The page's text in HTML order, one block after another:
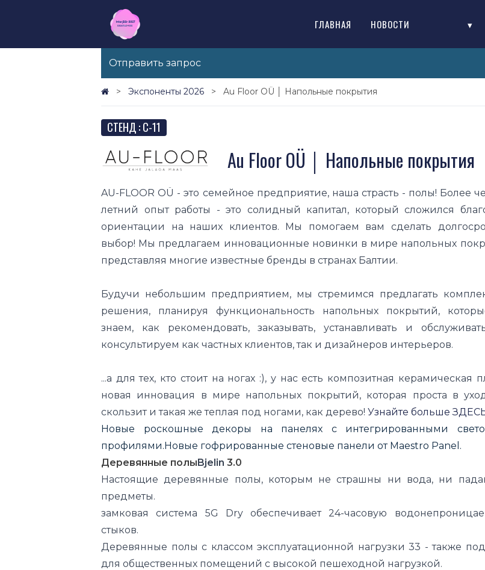
ГЛАВНАЯ НОВОСТИ ▾
Отправить запрос
Экспоненты 2026 Au Floor OÜ │ Напольные покрытия
СТЕНД : C-11
Au Floor OÜ │ Напольные покрытия
AU-FLOOR OÜ - это семейное предприятие, наша страсть - полы! Более
летний опыт работы - это солидный капитал, который сложился
ориентации на наших клиентов. Мы помогаем вам сделать
выбор! Мы предлагаем инновационные новинки в мире напольных
представляя многие известные бренды в странах Балтии.
Будучи небольшим предприятием, мы стремимся предлагать
решения, планируя функциональность напольных покрытий,
знаем, как рекомендовать, заказывать, устанавливать и
консультируем как частных клиентов, так и дизайнеров интерьеров.
...а для тех, кто стоит на ногах :), у нас есть композитная керамическая
новая инновация в мире напольных покрытий, которая проста в
скользит и такая же теплая под ногами, как дерево! Узнайте больше
Новые роскошные декоры на панелях с интегрированными
профилями.Новые гофрированные стеновые панели от Maestro Panel.
Деревянные полыBjelin 3.0
Настоящие деревянные полы, которым не страшны ни вода, ни
предметы.
замковая система 5G Dry обеспечивает 24-часовую
стыков.
Деревянные полы с классом эксплуатационной нагрузки 33 - также
для общественных помещений с высокой пешеходной нагрузкой.